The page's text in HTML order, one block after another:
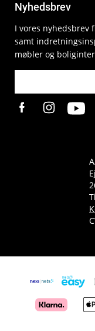
Nyhedsbrev
I vores nyhedsbrev
samt
møbler og